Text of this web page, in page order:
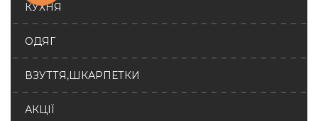
КУХНЯ
ОДЯГ
ВЗУТТЯ,ШКАРПЕТКИ
АКЦІЇ